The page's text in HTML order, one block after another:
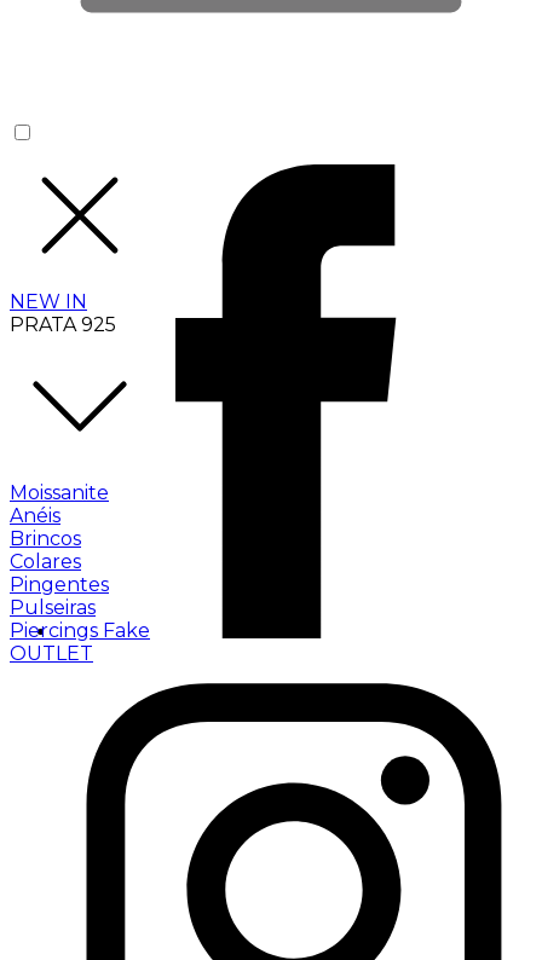
NEW IN
PRATA 925
Moissanite
Anéis
Brincos
Colares
Pingentes
Pulseiras
Piercings Fake
OUTLET